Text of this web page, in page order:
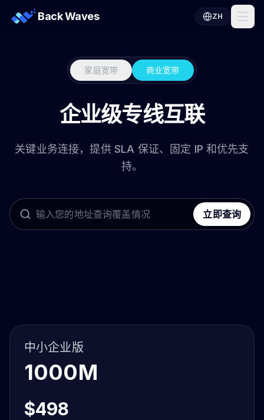
Back Waves ZH
家庭宽带 商业宽带
企业级专线互联
关键业务连接，提供 SLA 保证、固定 IP 和优先支
持。
立即查询
中小企业版
1000M
$498